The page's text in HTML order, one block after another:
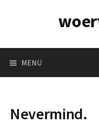
MENÜ
Nevermind.